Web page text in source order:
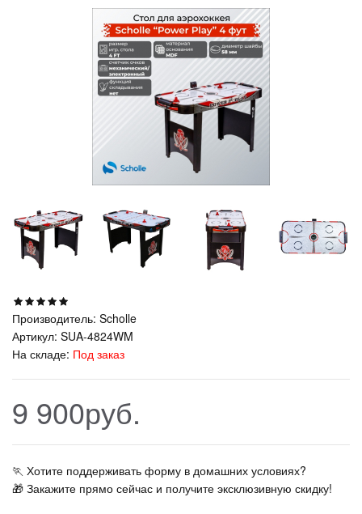
Производитель: Scholle
Артикул: SUA-4824WM
На складе: Под заказ
9 900руб.
🏃‍ Хотите поддерживать форму в домашних условиях?
🎁 Закажите прямо сейчас и получите эксклюзивную скидку!